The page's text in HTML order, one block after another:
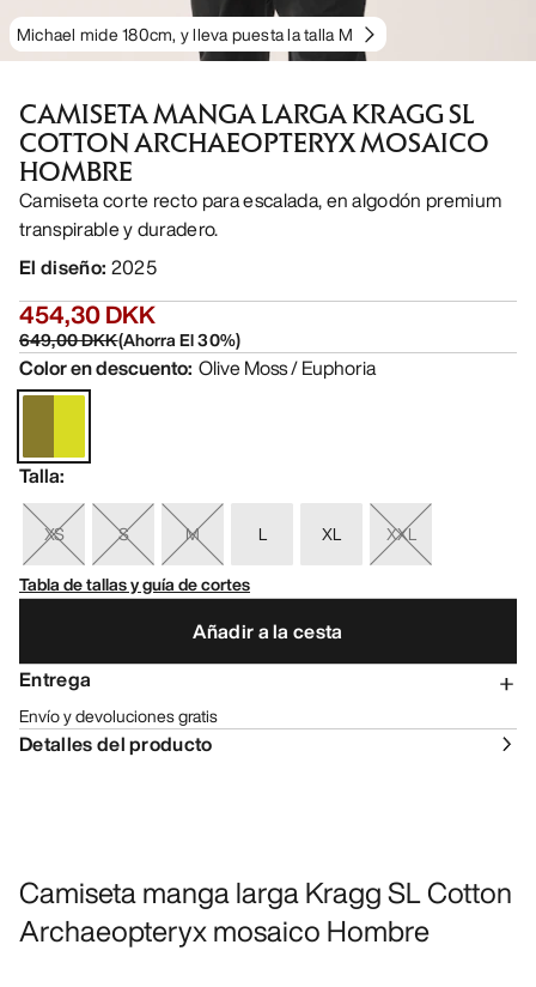
Michael mide 180cm, y lleva puesta la talla M
CAMISETA MANGA LARGA KRAGG SL
COTTON ARCHAEOPTERYX MOSAICO
HOMBRE
Camiseta corte recto para escalada, en algodón premium
transpirable y duradero.
El diseño: 2025
454,30 DKK
649,00 DKK(Ahorra El30%)
Color en descuento: Olive Moss / Euphoria
Talla:
XS S M L XL
XXL
Tabla de tallas y guía de cortes
Añadir a la cesta
Entrega
Envío y devoluciones gratis
Detalles del producto
Camiseta manga larga Kragg SL Cotton
Archaeopteryx mosaico Hombre